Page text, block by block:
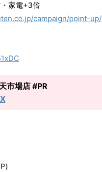
家電+3倍
campaign/point-
市場店 #PR